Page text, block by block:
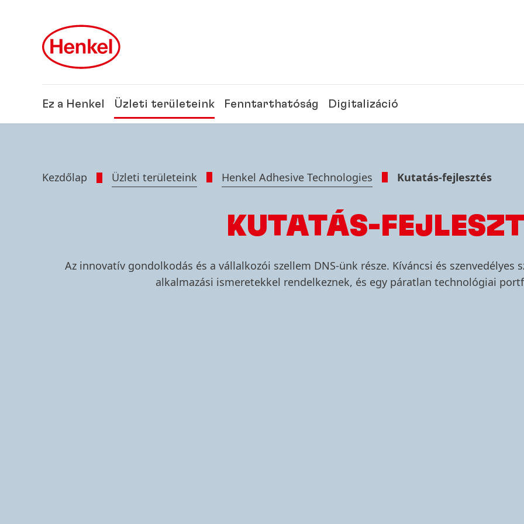
Ez a Henkel Üzleti területeink Fenntarthatóság Digitalizáció
Kezdőlap Üzleti területeink Henkel Adhesive Technologies Kutatás-fejlesztés
KUTATÁS-
Az innovatív gondolkodás és a vállalkozói szellem DNS-ünk része. Kíváncsi és szenvedélyes
alkalmazási ismeretekkel rendelkeznek, és egy páratlan technológiai